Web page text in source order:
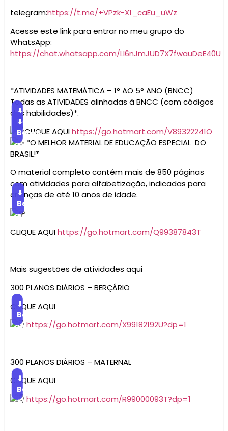
telegram:https://t.me/+VPzk-X1_caEu_uWz
Acesse este link para entrar no meu grupo do
WhatsApp:
https://chat.whatsapp.com/LI6nJmJUD7X7fwauDeE40U
*ATIVIDADES MATEMÁTICA – 1° AO 5° ANO (BNCC)
Todas as ATIVIDADES alinhadas à BNCC (com códigos
das habilidades)*.
⬇
Baixar
CLIQUE AQUIhttps://go.hotmart.com/V89322241O
⬇
Baixar
*O MELHOR MATERIAL DE EDUCAÇÃO ESPECIAL DO
BRASIL!*
O material completo contém mais de 850 páginas
com atividades para alfabetização, indicadas para
crianças de até 10 anos de idade.
⬇
Baixar
CLIQUE AQUIhttps://go.hotmart.com/Q99387843T
Mais sugestões de atividades aqui
300 PLANOS DIÁRIOS – BERÇÁRIO
CLIQUE AQUI
⬇
Baixar
https://go.hotmart.com/X99182192U?dp=1
300 PLANOS DIÁRIOS – MATERNAL
CLIQUE AQUI
⬇
Baixar
https://go.hotmart.com/R99000093T?dp=1